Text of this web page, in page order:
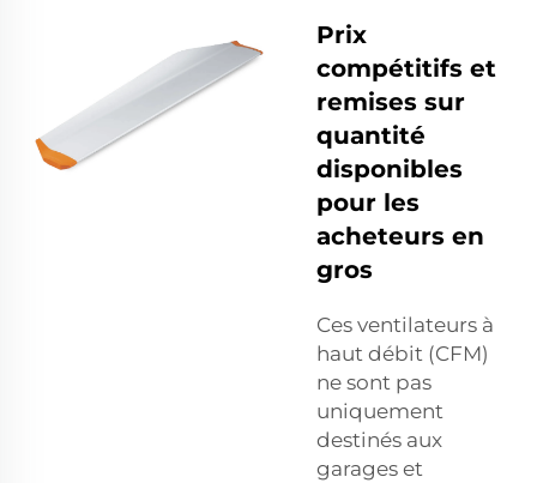
Prix
compétitifs et
remises sur
quantité
disponibles
pour les
acheteurs en
gros
Ces ventilateurs à
haut débit (CFM)
ne sont pas
uniquement
destinés aux
garages et